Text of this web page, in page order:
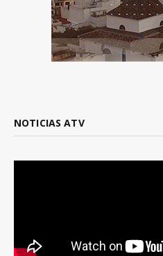
NOTICIAS ATV